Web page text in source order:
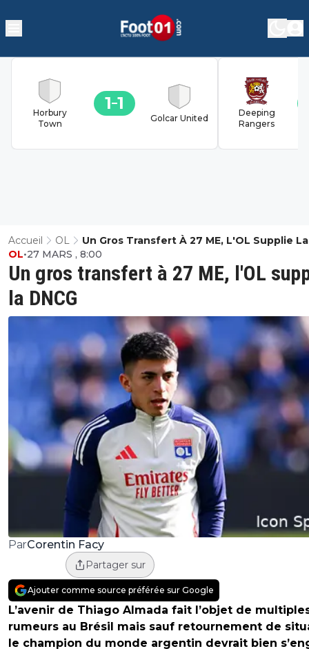
Horbury
Town
1 1
Golcar United
Deeping
Rangers
Accueil OL
Un Gros Transfert À 27 ME, L'OL Supplie La
DNCG
Un gros transfert à 27 ME, l'OL
la DNCG
OL•27 MARS , 8:00
ParCorentin Facy
Partager sur
Ajouter comme source préférée sur Google
L’avenir de Thiago Almada fait l’objet de
rumeurs au Brésil mais sauf retournement de
le champion du monde argentin devrait bien